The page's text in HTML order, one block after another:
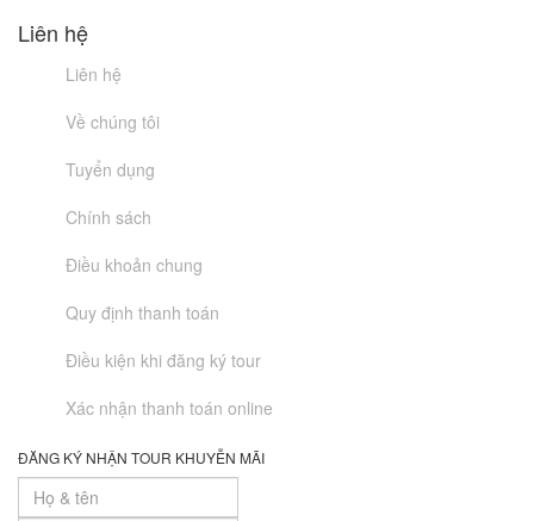
Liên hệ
Liên hệ
Về chúng tôi
Tuyển dụng
Chính sách
Điều khoản chung
Quy định thanh toán
Điều kiện khi đăng ký tour
Xác nhận thanh toán online
ĐĂNG KÝ NHẬN TOUR KHUYỄN MÃI